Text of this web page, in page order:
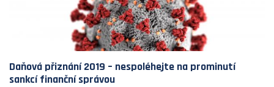
Daňová přiznání 2019 – nespoléhejte na prominutí
sankcí finanční správou